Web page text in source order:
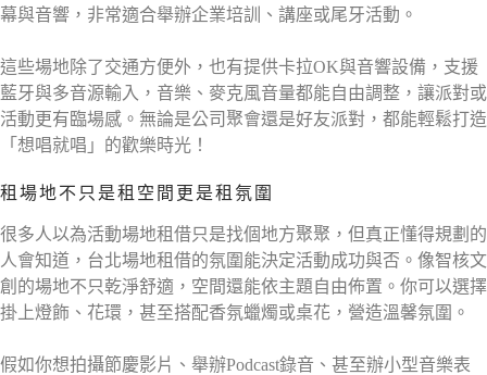
幕與音響，非常適合舉辦企業培訓、講座或尾牙活動。
這些場地除了交通方便外，也有提供卡拉OK與音響設備，支援
藍牙與多音源輸入，音樂、麥克風音量都能自由調整，讓派對或
活動更有臨場感。無論是公司聚會還是好友派對，都能輕鬆打造
「想唱就唱」的歡樂時光！
租場地不只是租空間更是租氛圍
很多人以為活動場地租借只是找個地方聚聚，但真正懂得規劃的
人會知道，台北場地租借的氛圍能決定活動成功與否。像智核文
創的場地不只乾淨舒適，空間還能依主題自由佈置。你可以選擇
掛上燈飾、花環，甚至搭配香氛蠟燭或桌花，營造溫馨氛圍。
假如你想拍攝節慶影片、舉辦Podcast錄音、甚至辦小型音樂表